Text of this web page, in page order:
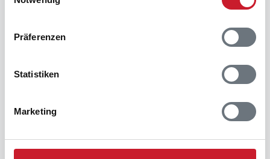
Präferenzen
Statistiken
Marketing
Jammerbucht
5 Personen
Alle ansehen